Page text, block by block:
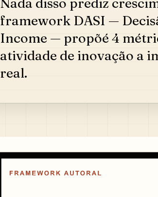
Nada disso prediz
framework DASI —
Income — propõé 4
atividade de inovação a
real.